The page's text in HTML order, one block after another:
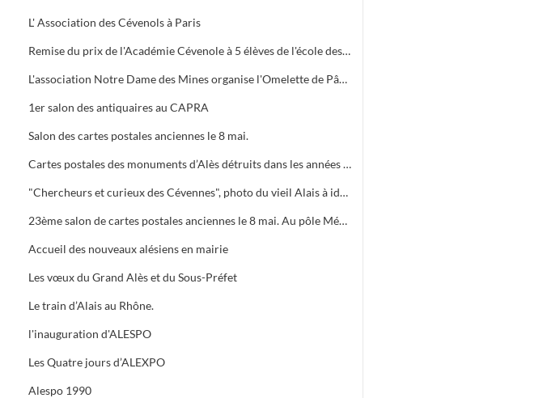
L' Association des Cévenols à Paris
Remise du prix de l'Académie Cévenole à 5 élèves de l'école des Mines pour leur travail sur la mine et ses conséquences sur l'économie et les paysages.
L'association Notre Dame des Mines organise l'Omelette de Pâques à l'Ermitage
1er salon des antiquaires au CAPRA
Salon des cartes postales anciennes le 8 mai.
Cartes postales des monuments d’Alès détruits dans les années 1960.
"Chercheurs et curieux des Cévennes", photo du vieil Alais à identifier.
23ème salon de cartes postales anciennes le 8 mai. Au pôle Mécanique grand prix camion
Accueil des nouveaux alésiens en mairie
Les vœux du Grand Alès et du Sous-Préfet
Le train d’Alais au Rhône.
l'inauguration d'ALESPO
Les Quatre jours d’ALEXPO
Alespo 1990